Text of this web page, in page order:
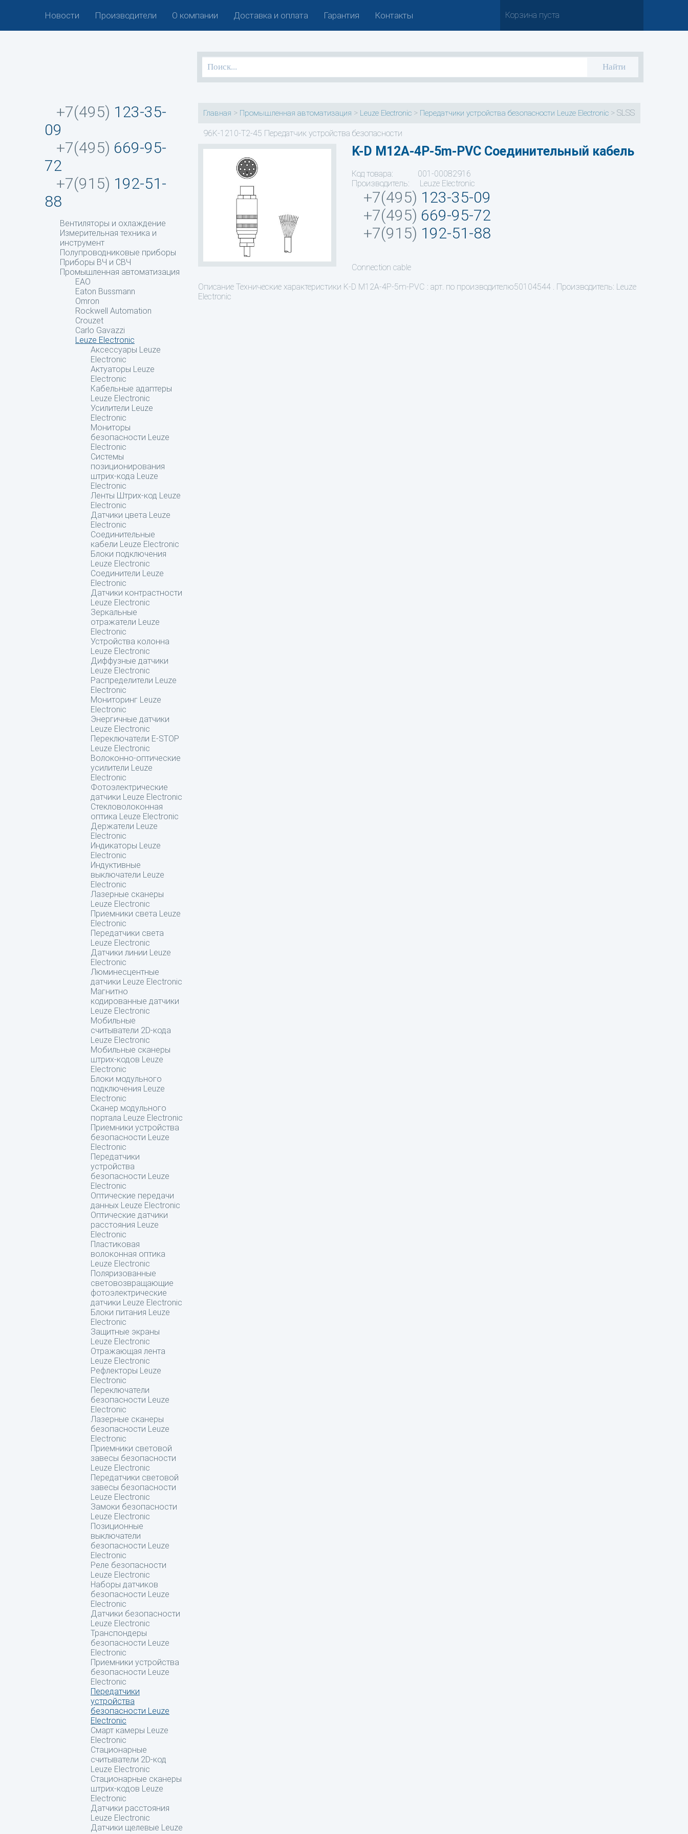
Новости Производители О компании Доставка и оплата Гарантия Контакты Корзина пуста
+7(495) 123-35-
09
+7(495) 669-95-
72
+7(915) 192-51-
88
Вентиляторы и охлаждение
Измерительная техника и
инструмент
Полупроводниковые приборы
Приборы ВЧ и СВЧ
Промышленная автоматизация
EAO
Eaton Bussmann
Omron
Rockwell Automation
Crouzet
Carlo Gavazzi
Leuze Electronic
Аксессуары Leuze
Electronic
Актуаторы Leuze
Electronic
Кабельные адаптеры
Leuze Electronic
Усилители Leuze
Electronic
Мониторы
безопасности Leuze
Electronic
Системы
позиционирования
штрих-кода Leuze
Electronic
Ленты Штрих-код Leuze
Electronic
Датчики цвета Leuze
Electronic
Соединительные
кабели Leuze Electronic
Блоки подключения
Leuze Electronic
Соединители Leuze
Electronic
Датчики контрастности
Leuze Electronic
Зеркальные
отражатели Leuze
Electronic
Устройства колонна
Leuze Electronic
Диффузные датчики
Leuze Electronic
Распределители Leuze
Electronic
Мониторинг Leuze
Electronic
Энергичные датчики
Leuze Electronic
Переключатели E-STOP
Leuze Electronic
Волоконно-оптические
усилители Leuze
Electronic
Фотоэлектрические
датчики Leuze Electronic
Стекловолоконная
оптика Leuze Electronic
Держатели Leuze
Electronic
Индикаторы Leuze
Electronic
Индуктивные
выключатели Leuze
Electronic
Лазерные сканеры
Leuze Electronic
Приемники света Leuze
Electronic
Передатчики света
Leuze Electronic
Датчики линии Leuze
Electronic
Люминесцентные
датчики Leuze Electronic
Магнитно
кодированные датчики
Leuze Electronic
Мобильные
считыватели 2D-кода
Leuze Electronic
Мобильные сканеры
штрих-кодов Leuze
Electronic
Блоки модульного
подключения Leuze
Electronic
Сканер модульного
портала Leuze Electronic
Приемники устройства
безопасности Leuze
Electronic
Передатчики
устройства
безопасности Leuze
Electronic
Оптические передачи
данных Leuze Electronic
Оптические датчики
расстояния Leuze
Electronic
Пластиковая
волоконная оптика
Leuze Electronic
Поляризованные
световозвращающие
фотоэлектрические
датчики Leuze Electronic
Блоки питания Leuze
Electronic
Защитные экраны
Leuze Electronic
Отражающая лента
Leuze Electronic
Рефлекторы Leuze
Electronic
Переключатели
безопасности Leuze
Electronic
Лазерные сканеры
безопасности Leuze
Electronic
Приемники световой
завесы безопасности
Leuze Electronic
Передатчики световой
завесы безопасности
Leuze Electronic
Замоки безопасности
Leuze Electronic
Позиционные
выключатели
безопасности Leuze
Electronic
Реле безопасности
Leuze Electronic
Наборы датчиков
безопасности Leuze
Electronic
Датчики безопасности
Leuze Electronic
Транспондеры
безопасности Leuze
Electronic
Приемники устройства
безопасности Leuze
Electronic
Передатчики
устройства
безопасности Leuze
Electronic
Смарт камеры Leuze
Electronic
Стационарные
считыватели 2D-код
Leuze Electronic
Стационарные сканеры
штрих-кодов Leuze
Electronic
Датчики расстояния
Leuze Electronic
Датчики щелевые Leuze
Главная > Промышленная автоматизация > Leuze Electronic > Передатчики устройства безопасности Leuze Electronic > SLSS
96K-1210-T2-45 Передатчик устройства безопасности
K-D M12A-4P-5m-PVC Соединительный кабель
Код товара: 001-00082916
Производитель: Leuze Electronic
+7(495) 123-35-09
+7(495) 669-95-72
+7(915) 192-51-88
Connection cable
Описание Технические характеристики K-D M12A-4P-5m-PVC : арт. по производителю50104544 . Производитель: Leuze
Electronic